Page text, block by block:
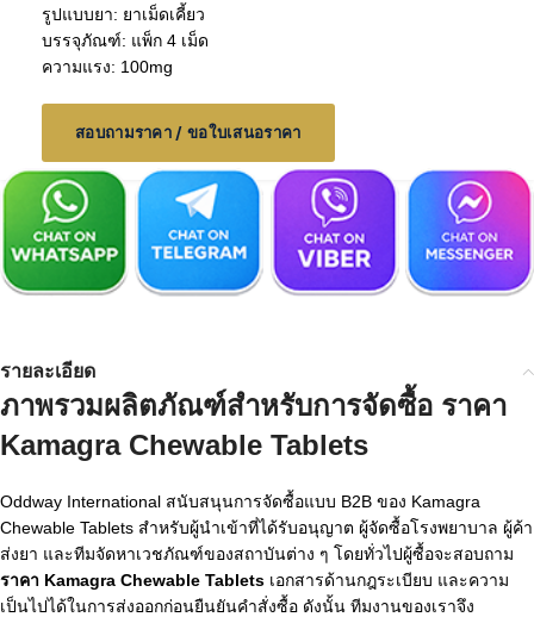
รูปแบบยา: ยาเม็ดเคี้ยว
บรรจุภัณฑ์: แพ็ก 4 เม็ด
ความแรง: 100mg
สอบถามราคา / ขอใบเสนอราคา
รายละเอียด
ภาพรวมผลิตภัณฑ์สำหรับการจัดซื้อ ราคา
Kamagra Chewable Tablets
Oddway International สนับสนุนการจัดซื้อแบบ B2B ของ Kamagra
Chewable Tablets สำหรับผู้นำเข้าที่ได้รับอนุญาต ผู้จัดซื้อโรงพยาบาล ผู้ค้า
ส่งยา และทีมจัดหาเวชภัณฑ์ของสถาบันต่าง ๆ โดยทั่วไปผู้ซื้อจะสอบถาม
ราคา Kamagra Chewable Tablets เอกสารด้านกฎระเบียบ และความ
เป็นไปได้ในการส่งออกก่อนยืนยันคำสั่งซื้อ ดังนั้น ทีมงานของเราจึง